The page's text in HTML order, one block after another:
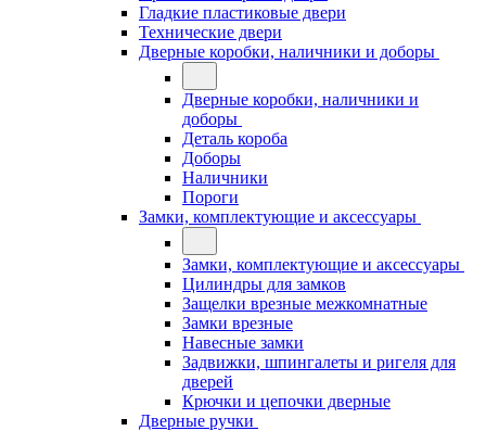
Гладкие пластиковые двери
Технические двери
Дверные коробки, наличники и доборы
Дверные коробки, наличники и
доборы
Деталь короба
Доборы
Наличники
Пороги
Замки, комплектующие и аксессуары
Замки, комплектующие и аксессуары
Цилиндры для замков
Защелки врезные межкомнатные
Замки врезные
Навесные замки
Задвижки, шпингалеты и ригеля для
дверей
Крючки и цепочки дверные
Дверные ручки